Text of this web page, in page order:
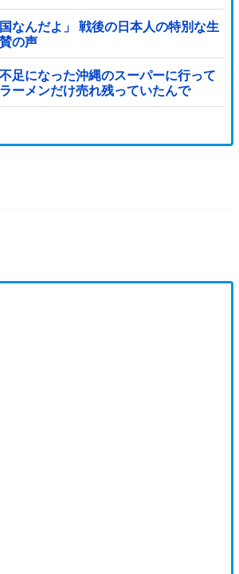
なんだよ」 戦後の日本人の特別な生
の声
足になった沖縄のスーパーに行って
ーメンだけ売れ残っていたんで